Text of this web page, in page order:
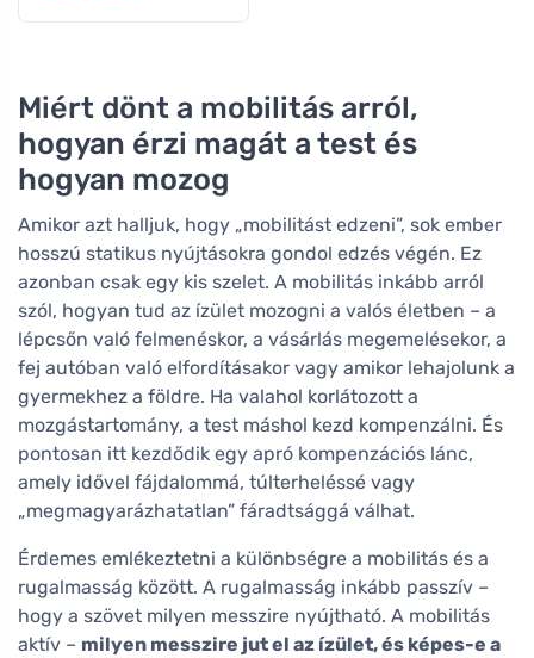
Miért dönt a mobilitás arról,
hogyan érzi magát a test és
hogyan mozog
Amikor azt halljuk, hogy „mobilitást edzeni”, sok ember
hosszú statikus nyújtásokra gondol edzés végén. Ez
azonban csak egy kis szelet. A mobilitás inkább arról
szól, hogyan tud az ízület mozogni a valós életben – a
lépcsőn való felmenéskor, a vásárlás megemelésekor, a
fej autóban való elfordításakor vagy amikor lehajolunk a
gyermekhez a földre. Ha valahol korlátozott a
mozgástartomány, a test máshol kezd kompenzálni. És
pontosan itt kezdődik egy apró kompenzációs lánc,
amely idővel fájdalommá, túlterheléssé vagy
„megmagyarázhatatlan” fáradtsággá válhat.
Érdemes emlékeztetni a különbségre a mobilitás és a
rugalmasság között. A rugalmasság inkább passzív –
hogy a szövet milyen messzire nyújtható. A mobilitás
aktív – milyen messzire jut el az ízület, és képes-e a